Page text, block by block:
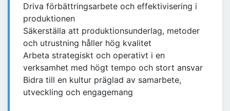
Driva förbättringsarbete och effektivisering i
produktionen
Säkerställa att produktionsunderlag, metoder
och utrustning håller hög kvalitet
Arbeta strategiskt och operativt i en
verksamhet med högt tempo och stort ansvar
Bidra till en kultur präglad av samarbete,
utveckling och engagemang